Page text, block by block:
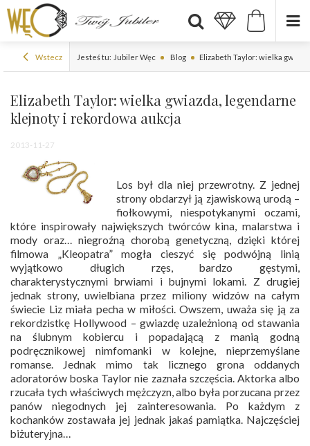
Wstecz Jesteś tu: Jubiler Węc Blog Elizabeth Taylor: wielka
Elizabeth Taylor: wielka gwiazda, legendarne
klejnoty i rekordowa aukcja
2013-11-27
Los był dla niej przewrotny. Z jednej
strony obdarzył ją zjawiskową urodą –
fiołkowymi, niespotykanymi oczami,
które inspirowały największych twórców kina, malarstwa i
mody oraz… niegroźną chorobą genetyczną, dzięki której
filmowa „Kleopatra” mogła cieszyć się podwójną linią
wyjątkowo długich rzęs, bardzo gęstymi,
charakterystycznymi brwiami i bujnymi lokami. Z drugiej
jednak strony, uwielbiana przez miliony widzów na całym
świecie Liz miała pecha w miłości. Owszem, uważa się ją za
rekordzistkę Hollywood – gwiazdę uzależnioną od stawania
na ślubnym kobiercu i popadającą z manią godną
podręcznikowej nimfomanki w kolejne, nieprzemyślane
romanse. Jednak mimo tak licznego grona oddanych
adoratorów boska Taylor nie zaznała szczęścia. Aktorka albo
rzucała tych właściwych mężczyzn, albo była porzucana przez
panów niegodnych jej zainteresowania. Po każdym z
kochanków zostawała jej jednak jakaś pamiątka. Najczęściej
biżuteryjna…